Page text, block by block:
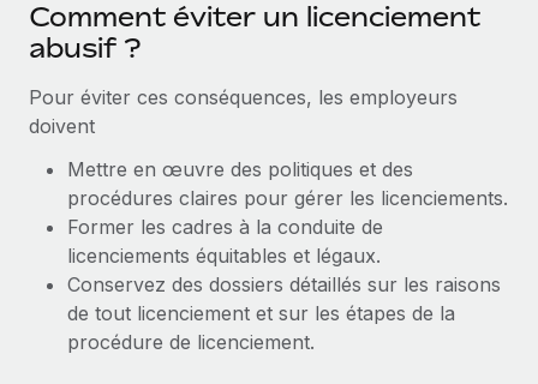
Comment éviter un licenciement
abusif ?
Pour éviter ces conséquences, les employeurs
doivent
Mettre en œuvre des politiques et des
procédures claires pour gérer les licenciements.
Former les cadres à la conduite de
licenciements équitables et légaux.
Conservez des dossiers détaillés sur les raisons
de tout licenciement et sur les étapes de la
procédure de licenciement.